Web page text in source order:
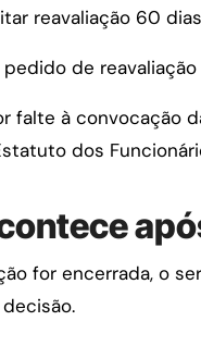
reavaliação 60
pedido de
falte à convocação
dos
for encerrada, o